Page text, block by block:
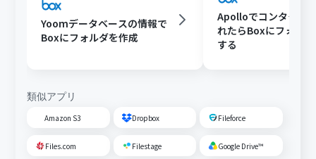
Yoomデータベースの情報で
Boxにフォルダを作成
Apolloでコンタクト
れたらBoxにフォル
する
類似アプリ
Amazon S3 Dropbox Fileforce
Files.com Filestage Google Drive™